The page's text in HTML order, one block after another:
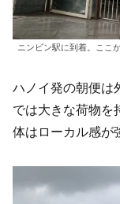
ニンビン駅に到着。ここ
ハノイ発の朝便は
では大きな荷物を
体はローカル感が